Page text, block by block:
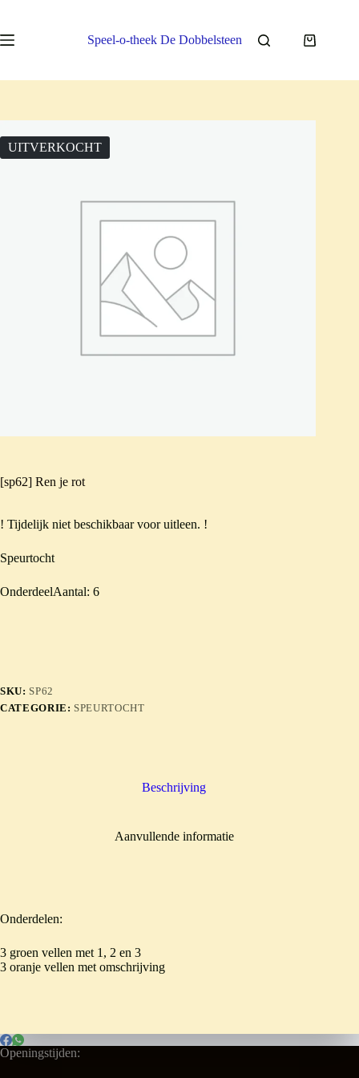
de
inhoud
Speel-o-theek De Dobbelsteen
UITVERKOCHT
[sp62] Ren je rot
! Tijdelijk niet beschikbaar voor uitleen. !
Speurtocht
OnderdeelAantal: 6
SKU: SP62
CATEGORIE: SPEURTOCHT
Beschrijving
Aanvullende informatie
Onderdelen:
3 groen vellen met 1, 2 en 3
3 oranje vellen met omschrijving
Openingstijden: